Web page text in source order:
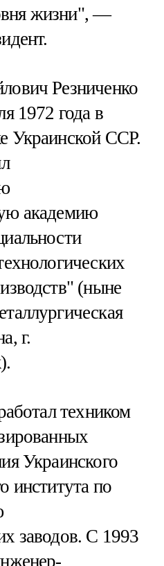
жизни", —
Резниченко
1972 года в
Украинской ССР.
академию
(ныне
г.
техником
Украинского
института по
заводов. С 1993